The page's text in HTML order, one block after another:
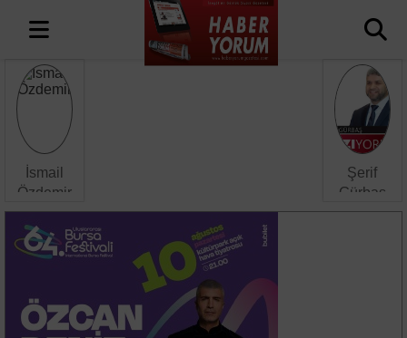
İsmail
Özdemir
FİLİSTİN
GAZZE
KUDÜS-
MÜDAFAASI
Şerif
Gürbaş
Yüzüne